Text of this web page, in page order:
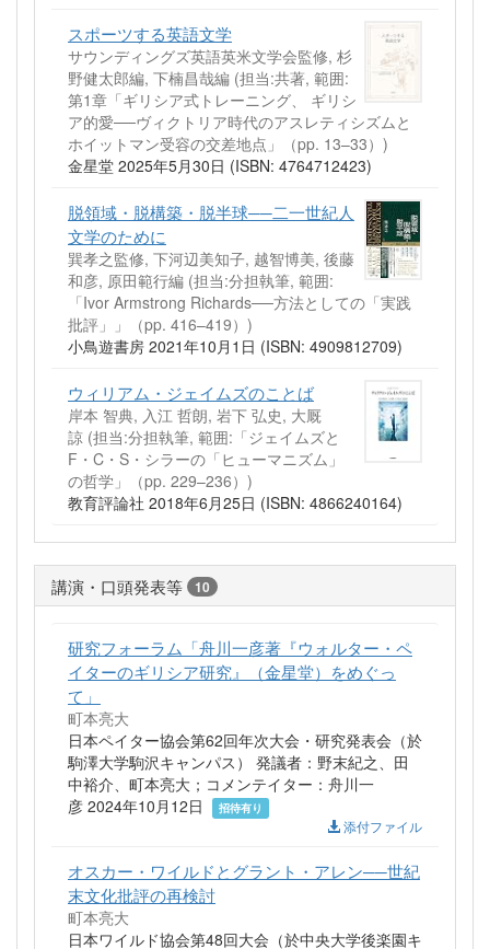
スポーツする英語文学
サウンディングズ英語英米文学会監修, 杉
野健太郎編, 下楠昌哉編 (担当:共著, 範囲:
第1章「ギリシア式トレーニング、 ギリシ
ア的愛──ヴィクトリア時代のアスレティシズムと
ホイットマン受容の交差地点」（pp. 13–33）)
金星堂 2025年5月30日 (ISBN: 4764712423)
脱領域・脱構築・脱半球──二一世紀人
文学のために
巽孝之監修, 下河辺美知子, 越智博美, 後藤
和彦, 原田範行編 (担当:分担執筆, 範囲:
「Ivor Armstrong Richards──方法としての「実践
批評」」（pp. 416–419）)
小鳥遊書房 2021年10月1日 (ISBN: 4909812709)
ウィリアム・ジェイムズのことば
岸本 智典, 入江 哲朗, 岩下 弘史, 大厩
諒 (担当:分担執筆, 範囲:「ジェイムズと
F・C・S・シラーの「ヒューマニズム」
の哲学」（pp. 229–236）)
教育評論社 2018年6月25日 (ISBN: 4866240164)
講演・口頭発表等 10
研究フォーラム「舟川一彦著『ウォルター・ペ
イターのギリシア研究』（金星堂）をめぐっ
て」
町本亮大
日本ペイター協会第62回年次大会・研究発表会（於
駒澤大学駒沢キャンパス） 発議者：野末紀之、田
中裕介、町本亮大；コメンテイター：舟川一
彦 2024年10月12日
招待有り
添付ファイル
オスカー・ワイルドとグラント・アレン──世紀
末文化批評の再検討
町本亮大
日本ワイルド協会第48回大会（於中央大学後楽園キ